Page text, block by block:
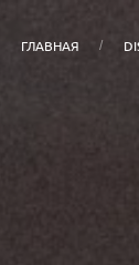
ГЛАВНАЯ